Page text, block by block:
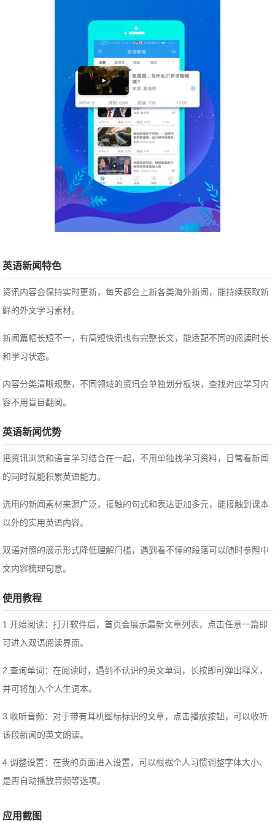
英语新闻特色
资讯内容会保持实时更新，每天都会上新各类海外新闻，能持续获取新
鲜的外文学习素材。
新闻篇幅长短不一，有简短快讯也有完整长文，能适配不同的阅读时长
和学习状态。
内容分类清晰规整，不同领域的资讯会单独划分板块，查找对应学习内
容不用盲目翻阅。
英语新闻优势
把资讯浏览和语言学习结合在一起，不用单独找学习资料，日常看新闻
的同时就能积累英语能力。
选用的新闻素材来源广泛，接触的句式和表达更加多元，能接触到课本
以外的实用英语内容。
双语对照的展示形式降低理解门槛，遇到看不懂的段落可以随时参照中
文内容梳理句意。
使用教程
1.开始阅读：打开软件后，首页会展示最新文章列表，点击任意一篇即
可进入双语阅读界面。
2.查询单词：在阅读时，遇到不认识的英文单词，长按即可弹出释义，
并可将加入个人生词本。
3.收听音频：对于带有耳机图标标识的文章，点击播放按钮，可以收听
该段新闻的英文朗读。
4.调整设置：在我的页面进入设置，可以根据个人习惯调整字体大小、
是否自动播放音频等选项。
应用截图